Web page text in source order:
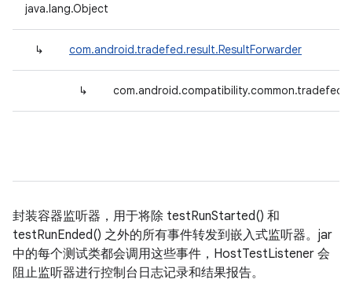
java.lang.Object
↳ com.android.tradefed.result.ResultForwarder
↳
封装容器监听器，用于将除 testRunStarted() 和
testRunEnded() 之外的所有事件转发到嵌入式监听器。jar
中的每个测试类都会调用这些事件，HostTestListener 会
阻止监听器进行控制台日志记录和结果报告。